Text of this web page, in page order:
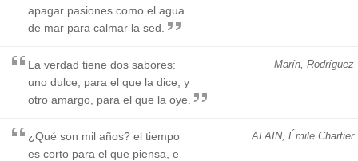
apagar pasiones como el agua
de mar para calmar la sed.
Marín, Rodríguez
La verdad tiene dos sabores:
uno dulce, para el que la dice, y
otro amargo, para el que la oye.
ALAIN, Émile Chartier
¿Qué son mil años? el tiempo
es corto para el que piensa, e